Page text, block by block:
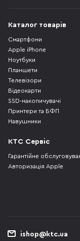
Каталог товарів
Смартфони
Apple iPhone
Ноутбуки
Планшети
Телевізори
Відеокарти
SSD-накопичувачі
Принтери та БФП
Навушники
КТС Сервіс
Гарантійне
Авторизація Apple
ishop@ktc.ua